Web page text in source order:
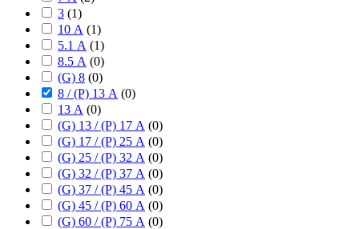
3 (1)
10 А (1)
5.1 А (1)
8.5 А (0)
(G) 8 (0)
8 / (P) 13 А (0)
13 А (0)
(G) 13 / (P) 17 А (0)
(G) 17 / (P) 25 А (0)
(G) 25 / (P) 32 А (0)
(G) 32 / (P) 37 А (0)
(G) 37 / (P) 45 А (0)
(G) 45 / (P) 60 А (0)
(G) 60 / (P) 75 А (0)